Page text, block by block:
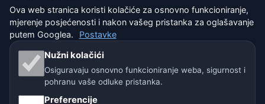
Naše vremenske stranice:
🇩🇪🇦🇹🇨🇭 Njemačka / Austrija / Švicarska
🌎 Latinska Amerika i Španjolska
Ova web stranica koristi kolačiće za osnovno funkcioniranje,
mjerenje posjećenosti i nakon vašeg pristanka za oglašavanje
putem Googlea.
Postavke
Nužni kolačići
Osiguravaju osnovno funkcioniranje weba, sigurnost i
pohranu vaše odluke pristanka.
Preferencije